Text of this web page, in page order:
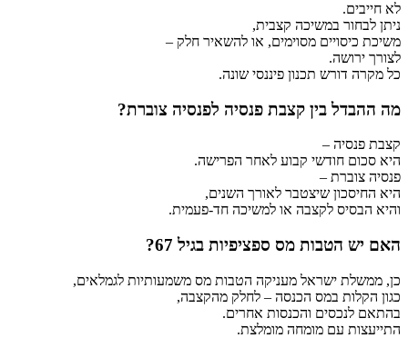
לא חייבים.
ניתן לבחור במשיכה קצבית,
משיכת כיסויים מסוימים, או להשאיר חלק –
לצורך ירושה.
כל מקרה דורש תכנון פיננסי שונה.
מה ההבדל בין קצבת פנסיה לפנסיה צוברת?
קצבת פנסיה –
היא סכום חודשי קבוע לאחר הפרישה.
פנסיה צוברת –
היא החיסכון שיצטבר לאורך השנים,
והיא הבסיס לקצבה או למשיכה חד-פעמית.
האם יש הטבות מס ספציפיות בגיל 67?
כן, ממשלת ישראל מעניקה הטבות מס משמעותיות לגמלאים,
כגון הקלות במס הכנסה – לחלק מהקצבה,
בהתאם לנכסים והכנסות אחרים.
התייעצות עם מומחה מומלצת.